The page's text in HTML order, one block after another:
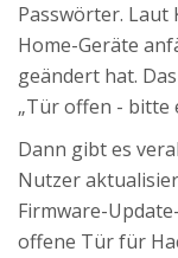
Passwörter. Laut
Home-Geräte
geändert hat.
„Tür offen - bitte
Dann gibt es
Nutzer
Firmware-
offene Tür für